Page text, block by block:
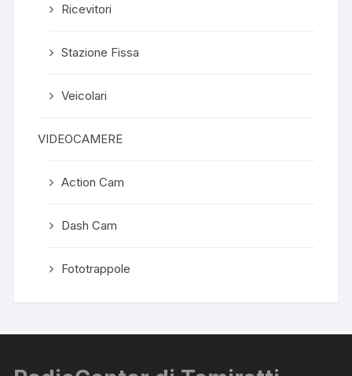
Ricevitori
Stazione Fissa
Veicolari
VIDEOCAMERE
Action Cam
Dash Cam
Fototrappole